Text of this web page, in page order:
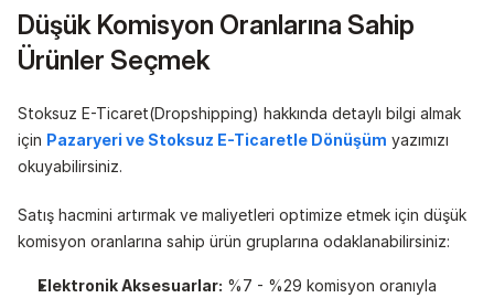
Düşük Komisyon Oranlarına Sahip
Ürünler Seçmek
Stoksuz E-Ticaret(Dropshipping) hakkında detaylı bilgi almak
için Pazaryeri ve Stoksuz E-Ticaretle Dönüşüm yazımızı
okuyabilirsiniz.
Satış hacmini artırmak ve maliyetleri optimize etmek için düşük
komisyon oranlarına sahip ürün gruplarına odaklanabilirsiniz:
Elektronik Aksesuarlar: %7 - %29 komisyon oranıyla